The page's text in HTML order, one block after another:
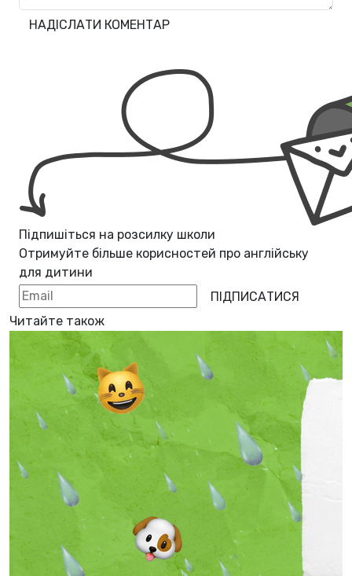
НАДІСЛАТИ КОМЕНТАР
Підпишіться на розсилку школи
Отримуйте більше корисностей про англійську
для дитини
ПІДПИСАТИСЯ
Читайте також